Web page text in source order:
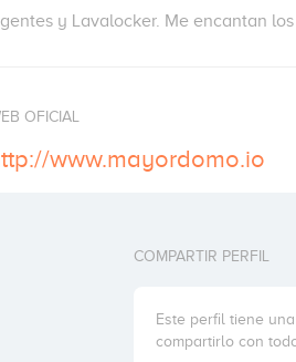
y Lavalocker. Me encantan
OFICIAL
www.mayordomo.io
COMPARTIR PERFIL
Este perfil tiene
compartirlo con